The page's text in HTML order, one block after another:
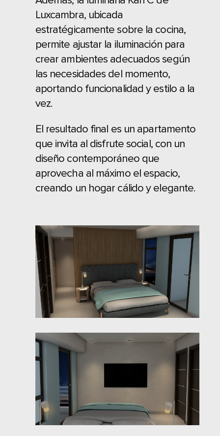
Luxcambra, ubicada
estratégicamente sobre la cocina,
permite ajustar la iluminación para
crear ambientes adecuados según
las necesidades del momento,
aportando funcionalidad y estilo a la
vez.
El resultado final es un apartamento
que invita al disfrute social, con un
diseño contemporáneo que
aprovecha al máximo el espacio,
creando un hogar cálido y elegante.